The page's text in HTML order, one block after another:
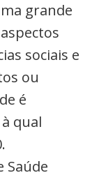
grande
sociais e
ou
é
qual
Saúde